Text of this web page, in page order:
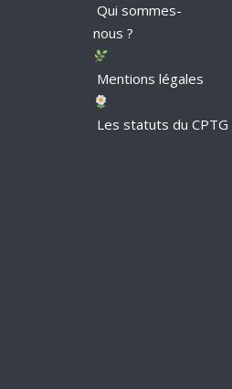
Qui sommes-
nous ?
Mentions légales
Les statuts du CPTG